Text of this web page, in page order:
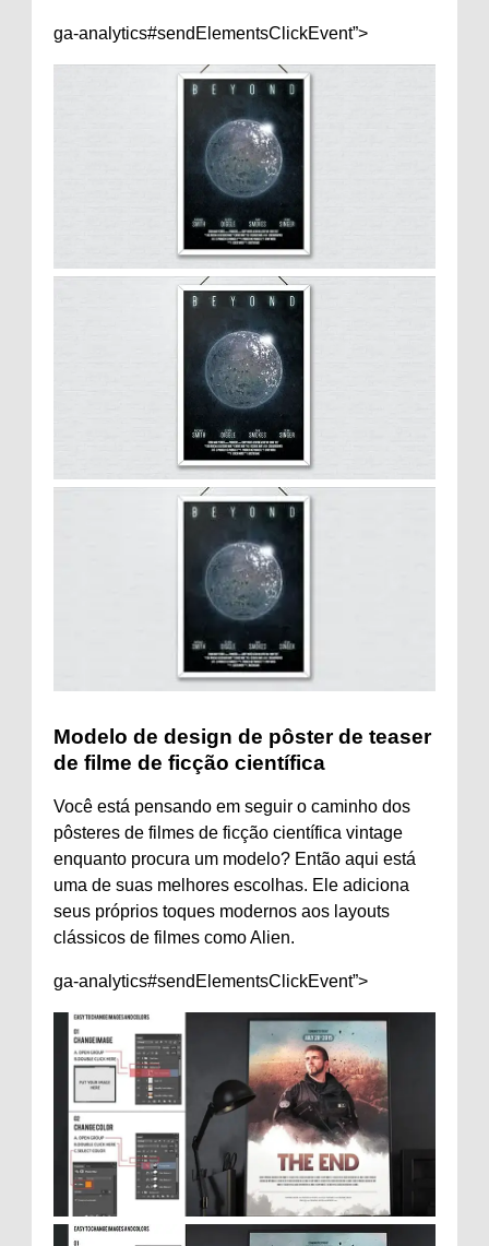
ga-analytics#sendElementsClickEvent”>
Modelo de design de pôster de teaser
de filme de ficção científica
Você está pensando em seguir o caminho dos
pôsteres de filmes de ficção científica vintage
enquanto procura um modelo? Então aqui está
uma de suas melhores escolhas. Ele adiciona
seus próprios toques modernos aos layouts
clássicos de filmes como Alien.
ga-analytics#sendElementsClickEvent”>